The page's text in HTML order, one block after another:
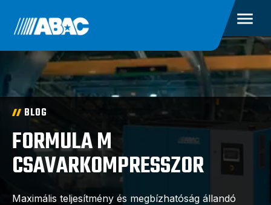
BLOG
FORMULA M
CSAVARKOMPRESSZOR
Maximális teljesítmény és megbízhatóság állandó